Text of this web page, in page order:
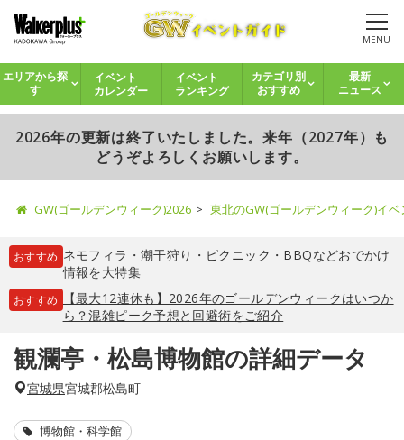
MENU
エリアから探
す
イベント
カレンダー
イベント
ランキング
カテゴリ別
おすすめ
最新
ニュース
2026年の更新は終了いたしました。来年（2027年）も
どうぞよろしくお願いします。
GW(ゴールデンウィーク)2026 東北のGW(ゴールデンウィーク)イ
おすすめ ネモフィラ ・ 潮干狩り ・ ピクニック ・ BBQなどおでかけ
情報を大特集
おすすめ
【最大12連休も】2026年のゴールデンウィークはいつか
ら？混雑ピーク予想と回避術をご紹介
観瀾亭・松島博物館の詳細データ
宮城県宮城郡松島町
博物館・科学館